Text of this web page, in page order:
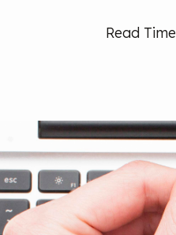
Read Time